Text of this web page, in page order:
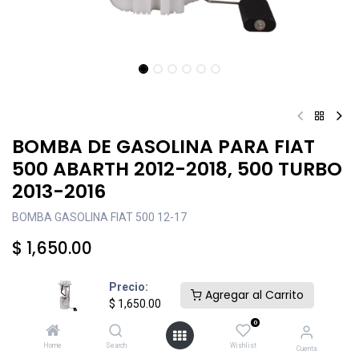
Precio:
$ 1,650.00
Agregar al Carrito
Home Search
0
Wishlist Cuenta
BOMBA DE GASOLINA PARA FIAT
500 ABARTH 2012-2018, 500 TURBO
2013-2016
BOMBA GASOLINA FIAT 500 12-17
$ 1,650.00
Añadir al carrito Comprar ahora